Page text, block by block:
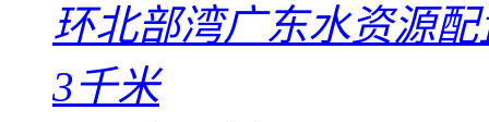
环北部湾广东水资源
3千米